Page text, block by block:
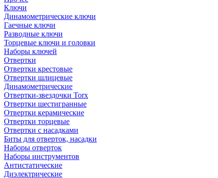
Ключи
Динамометрические ключи
Гаечные ключи
Разводные ключи
Торцевые ключи и головки
Наборы ключей
Отвертки
Отвертки крестовые
Отвертки шлицевые
Динамометрические
Отвертки-звездочки Torx
Отвертки шестигранные
Отвертки керамические
Отвертки торцевые
Отвертки с насадками
Биты для отверток, насадки
Наборы отверток
Наборы инструментов
Антистатические
Диэлектрические